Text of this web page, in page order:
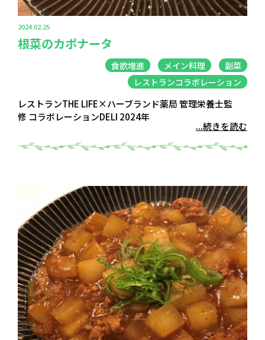
2024.02.25
根菜のカポナータ
食欲増進 メイン料理
副菜
レストランコラボレーション
レストランTHE LIFE×ハーブランド薬局 管理栄養士監
修 コラボレーションDELI 2024年
...続きを読む